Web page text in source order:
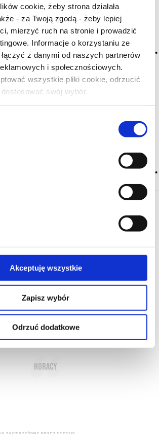
cookie, żeby strona działała
- za Twoją zgodą - żeby lepiej
mierzyć ruch na stronie i prowadzić
Informacje o korzystaniu ze
z danymi od naszych partnerów
i społecznościowych.
wszystkie pliki cookie, odrzucić
swój wybór.
Akceptuję wszystkie
Zapisz wybór
Odrzuć dodatkowe
masz ukończone 18 lat?
wpisów tagu:
(np. aromatu, smaku, posmaku),
i smaków na podniebieniu po wypiciu lub
tylko się degustuje); t. wyraża się
Więcej trwałość, trwałe →
OFERTA ONLINE PRODUCENCI
PRZEWODNIK
SŁOWNIK
zacienione zakamarki duszy
Horacy